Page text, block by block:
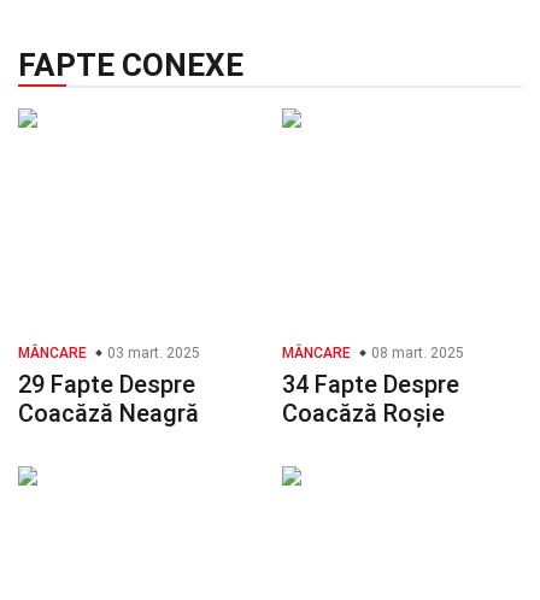
FAPTE CONEXE
MÂNCARE 03 mart. 2025
29 Fapte Despre
Coacăză Neagră
MÂNCARE 08 mart. 2025
34 Fapte Despre
Coacăză Roșie